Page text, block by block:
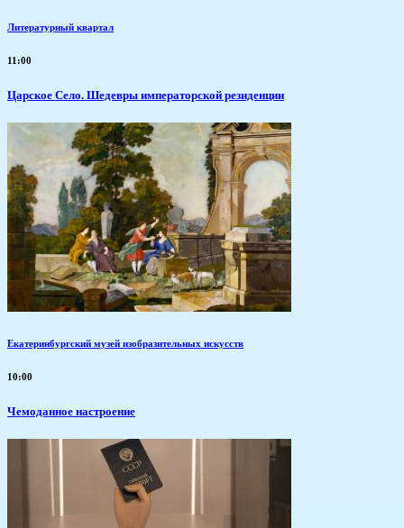
Литературный квартал
11:00
Царское Село. Шедевры императорской резиденции
Екатеринбургский музей изобразительных искусств
10:00
Чемоданное настроение